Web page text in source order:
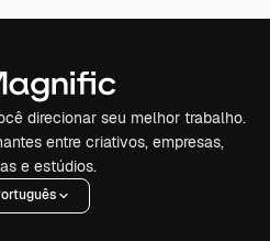
direcionar seu melhor trabalho.
entre criativos, empresas,
e estúdios.